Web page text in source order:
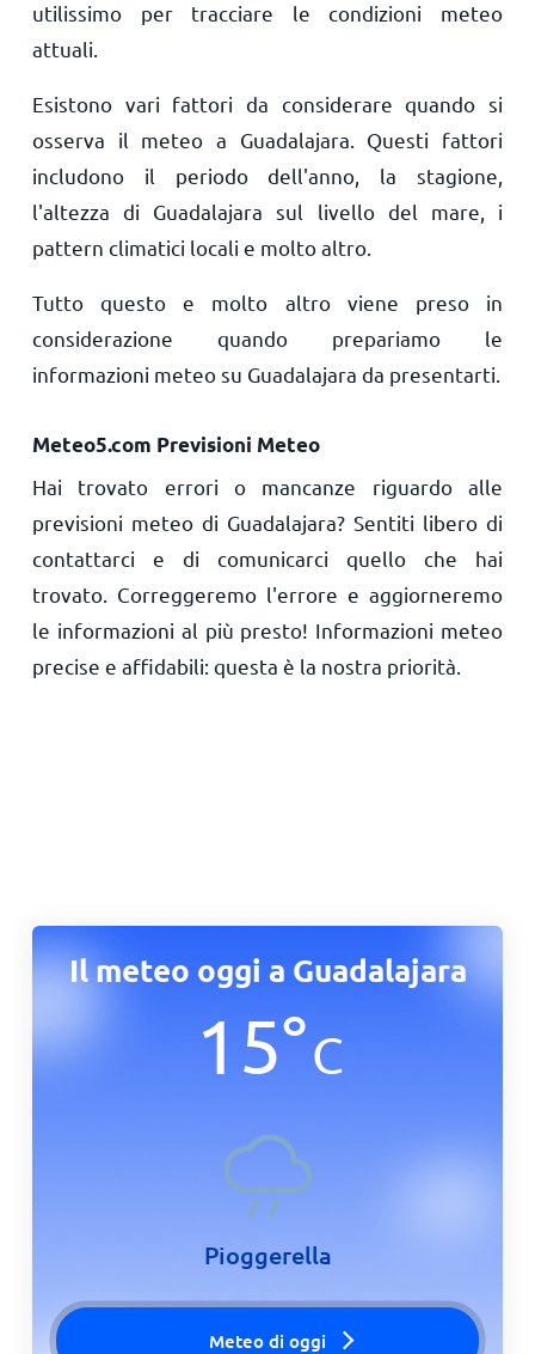
utilissimo per tracciare le condizioni meteo
attuali.
Esistono vari fattori da considerare quando si
osserva il meteo a Guadalajara. Questi fattori
includono il periodo dell'anno, la stagione,
l'altezza di Guadalajara sul livello del mare, i
pattern climatici locali e molto altro.
Tutto questo e molto altro viene preso in
considerazione quando prepariamo le
informazioni meteo su Guadalajara da presentarti.
Meteo5.com Previsioni Meteo
Hai trovato errori o mancanze riguardo alle
previsioni meteo di Guadalajara? Sentiti libero di
contattarci e di comunicarci quello che hai
trovato. Correggeremo l'errore e aggiorneremo
le informazioni al più presto! Informazioni meteo
precise e affidabili: questa è la nostra priorità.
Il meteo oggi a Guadalajara
15°C
Pioggerella
Meteo di oggi